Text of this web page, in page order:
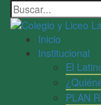
Inicio
Institucional
El
PLAN